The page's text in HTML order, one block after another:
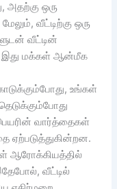
அதற்கு ஒரு
வீட்டிற்கு ஒரு
வீட்டின்
இது மக்கள் ஆன்மீக
உங்கள்
வார்த்தைகள்
ஏற்படுத்துகின்றன.
ஆரோக்கியத்தில்
வீட்டில்